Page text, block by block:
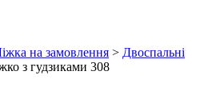
на замовлення > Двоспальні
з гудзиками 308